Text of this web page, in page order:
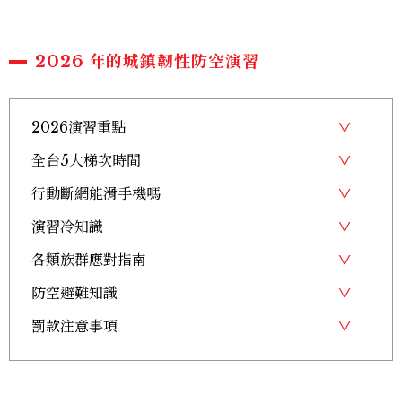
2026 年的城鎮韌性防空演習
2026演習重點
全台5大梯次時間
行動斷網能滑手機嗎
演習冷知識
各類族群應對指南
防空避難知識
罰款注意事項